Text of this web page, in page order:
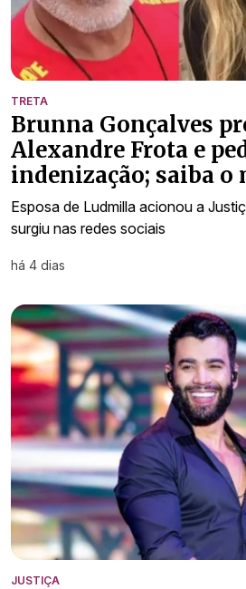
TRETA
Brunna Gonçalves
Alexandre Frota e
indenização; saiba o
Esposa de Ludmilla acionou a
surgiu nas redes sociais
há 4 dias
JUSTIÇA